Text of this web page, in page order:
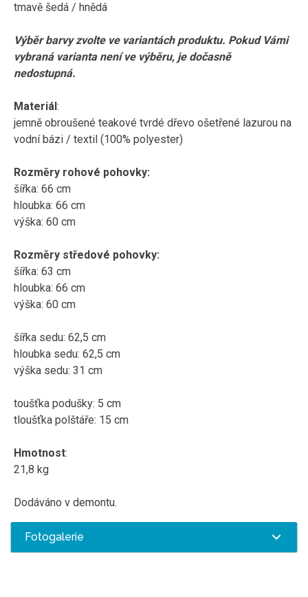
tmavě šedá / hnědá
Výběr barvy zvolte ve variantách produktu. Pokud Vámi
vybraná varianta není ve výběru, je dočasně
nedostupná.
Materiál:
jemně obroušené teakové tvrdé dřevo ošetřené lazurou na
vodní bázi / textil (100% polyester)
Rozměry rohové pohovky:
šířka: 66 cm
hloubka: 66 cm
výška: 60 cm
Rozměry středové pohovky:
šířka: 63 cm
hloubka: 66 cm
výška: 60 cm
šířka sedu: 62,5 cm
hloubka sedu: 62,5 cm
výška sedu: 31 cm
toušťka podušky: 5 cm
tloušťka polštáře: 15 cm
Hmotnost:
21,8 kg
Dodáváno v demontu.
Fotogalerie